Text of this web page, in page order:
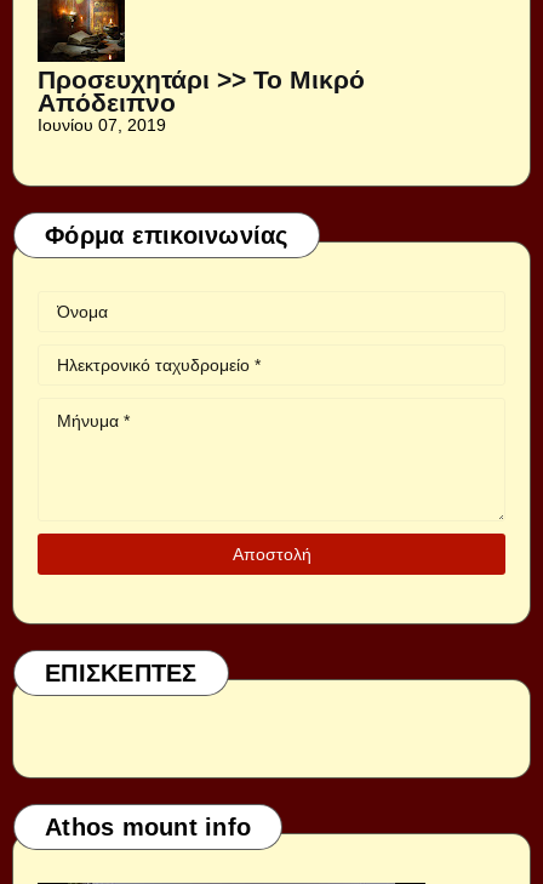
Προσευχητάρι >> Το Μικρό
Απόδειπνο
Ιουνίου 07, 2019
Φόρμα επικοινωνίας
ΕΠΙΣΚΕΠΤΕΣ
Athos mount info